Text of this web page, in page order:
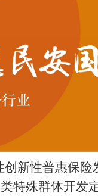
新性普惠保
特殊群体开发